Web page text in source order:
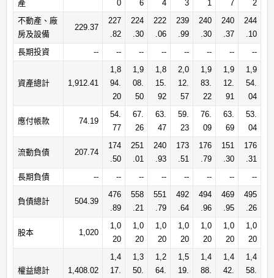
產 0 6 4 3 1 7
2
不動產、廠
房及設備
229.37
227
.82
224
.30
222
.06
239
.99
240
.30
240
.37
244
.10
長期投資
-- -- -- -- -- -- -- --
資產總計 1,912.41
1,8
94.
20
1,9
08.
50
1,8
15.
92
2,0
12.
57
1,9
83.
22
1,9
12.
91
1,9
54.
04
應付帳款 74.19
54.
77
67.
26
63.
47
59.
23
76.
09
63.
69
53.
04
流動負債 207.74
174
.50
251
.01
240
.93
173
.51
176
.79
151
.30
176
.31
長期負債
-- -- -- -- -- -- -- --
負債總計 504.39
476
.89
558
.21
551
.79
492
.64
494
.96
469
.95
495
.26
股本 1,020
1,0
20
1,0
20
1,0
20
1,0
20
1,0
20
1,0
20
1,0
20
權益總計 1,408.02
1,4
17.
1,3
50.
1,2
64.
1,5
19.
1,4
88.
1,4
42.
1,4
58.